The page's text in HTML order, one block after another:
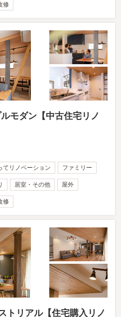
修
モダン【中古住宅リノ
てリノベーション ファミリー
居室・その他 屋外
修
トリアル【住宅購入リノ